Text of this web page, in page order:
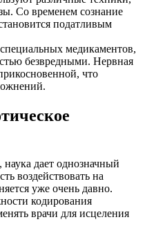
Со временем сознание
податливым
медикаментов,
безвредными. Нервная
что
дает однозначный
воздействовать на
уже очень давно.
кодирования
врачи для исцеления